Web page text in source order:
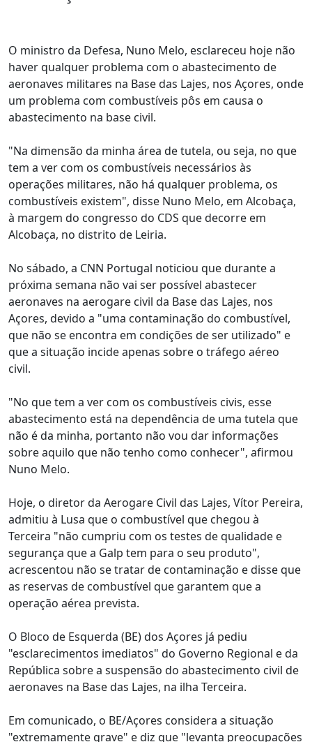
O ministro da Defesa, Nuno Melo, esclareceu hoje não
haver qualquer problema com o abastecimento de
aeronaves militares na Base das Lajes, nos Açores, onde
um problema com combustíveis pôs em causa o
abastecimento na base civil.
"Na dimensão da minha área de tutela, ou seja, no que
tem a ver com os combustíveis necessários às
operações militares, não há qualquer problema, os
combustíveis existem", disse Nuno Melo, em Alcobaça,
à margem do congresso do CDS que decorre em
Alcobaça, no distrito de Leiria.
No sábado, a CNN Portugal noticiou que durante a
próxima semana não vai ser possível abastecer
aeronaves na aerogare civil da Base das Lajes, nos
Açores, devido a "uma contaminação do combustível,
que não se encontra em condições de ser utilizado" e
que a situação incide apenas sobre o tráfego aéreo
civil.
"No que tem a ver com os combustíveis civis, esse
abastecimento está na dependência de uma tutela que
não é da minha, portanto não vou dar informações
sobre aquilo que não tenho como conhecer", afirmou
Nuno Melo.
Hoje, o diretor da Aerogare Civil das Lajes, Vítor Pereira,
admitiu à Lusa que o combustível que chegou à
Terceira "não cumpriu com os testes de qualidade e
segurança que a Galp tem para o seu produto",
acrescentou não se tratar de contaminação e disse que
as reservas de combustível que garantem que a
operação aérea prevista.
O Bloco de Esquerda (BE) dos Açores já pediu
"esclarecimentos imediatos" do Governo Regional e da
República sobre a suspensão do abastecimento civil de
aeronaves na Base das Lajes, na ilha Terceira.
Em comunicado, o BE/Açores considera a situação
"extremamente grave" e diz que "levanta preocupações